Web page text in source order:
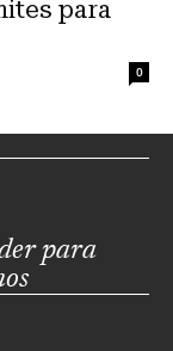
para
0
para